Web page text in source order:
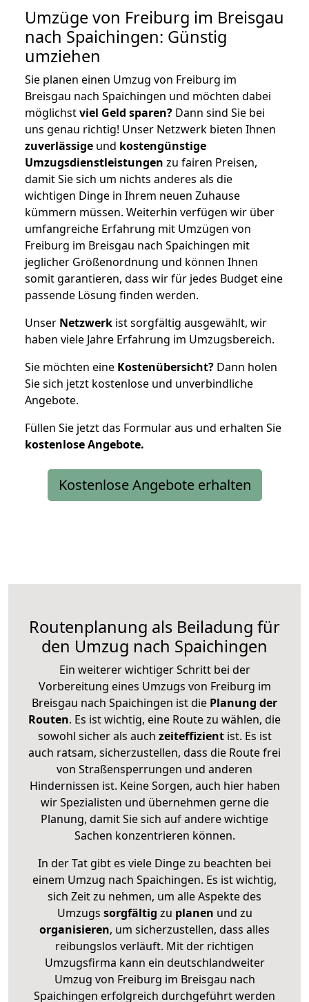
Umzüge von Freiburg im Breisgau
nach Spaichingen: Günstig
umziehen
Sie planen einen Umzug von Freiburg im
Breisgau nach Spaichingen und möchten dabei
möglichstviel Geld sparen? Dann sind Sie bei
uns genau richtig! Unser Netzwerk bieten Ihnen
zuverlässige und kostengünstige
Umzugsdienstleistungen zu fairen Preisen,
damit Sie sich um nichts anderes als die
wichtigen Dinge in Ihrem neuen Zuhause
kümmern müssen. Weiterhin verfügen wir über
umfangreiche Erfahrung mit Umzügen von
Freiburg im Breisgau nach Spaichingen mit
jeglicher Größenordnung und können Ihnen
somit garantieren, dass wir für jedes Budget eine
passende Lösung finden werden.
Unser Netzwerk ist sorgfältig ausgewählt, wir
haben viele Jahre Erfahrung im Umzugsbereich.
Sie möchten eine Kostenübersicht? Dann holen
Sie sich jetzt kostenlose und unverbindliche
Angebote.
Füllen Sie jetzt das Formular aus und erhalten Sie
kostenloseAngebote.
Kostenlose Angebote erhalten
Routenplanung als Beiladung für
den Umzug nach Spaichingen
Ein weiterer wichtiger Schritt bei der
Vorbereitung eines Umzugs von Freiburg im
Breisgau nach Spaichingen ist die Planung der
Routen. Es ist wichtig, eine Route zu wählen, die
sowohl sicher als auch zeiteffizientist. Es ist
auch ratsam, sicherzustellen, dass die Route frei
von Straßensperrungen und anderen
Hindernissen ist. Keine Sorgen, auch hier haben
wir Spezialisten und übernehmen gerne die
Planung, damit Sie sich auf andere wichtige
Sachen konzentrieren können.
In der Tat gibt es viele Dinge zu beachten bei
einem Umzug nach Spaichingen. Es ist wichtig,
sich Zeit zu nehmen, um alle Aspekte des
Umzugs sorgfältig zu planen und zu
organisieren, um sicherzustellen, dass alles
reibungslos verläuft. Mit der richtigen
Umzugsfirma kann ein deutschlandweiter
Umzug von Freiburg im Breisgau nach
Spaichingen erfolgreich durchgeführt werden